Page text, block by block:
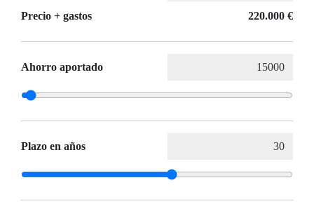
Precio + gastos 220.000 €
Ahorro aportado
Plazo en años